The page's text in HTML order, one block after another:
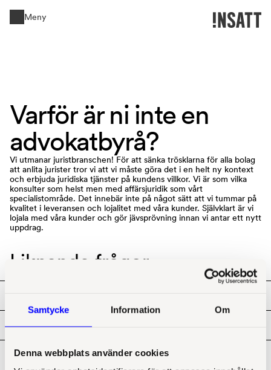
Samtycke Information Om
Denna webbplats använder cookies
Meny Stäng
Varför är ni inte en
advokatbyrå?
Vi utmanar juristbranschen! För att sänka trösklarna för alla bolag
att anlita jurister tror vi att vi måste göra det i en helt ny kontext
och erbjuda juridiska tjänster på kundens villkor. Vi är som vilka
konsulter som helst men med affärsjuridik som vårt
specialistområde. Det innebär inte på något sätt att vi tummar på
kvalitet i leveransen och lojalitet med våra kunder. Självklart är vi
lojala med våra kunder och gör jävsprövning innan vi antar ett nytt
uppdrag.
Liknande frågor
Hur påverkar AI juridiken och hänger juridiken med?
Jag behöver hjälp med att säga upp en person. Kan ni